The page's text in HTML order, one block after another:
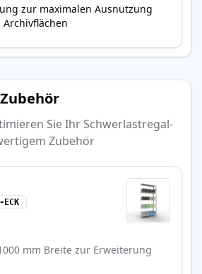
zur maximalen Ausnutzung
Sie Ihr Schwerlastregal-
Zubehör
mm Breite zur Erweiterung